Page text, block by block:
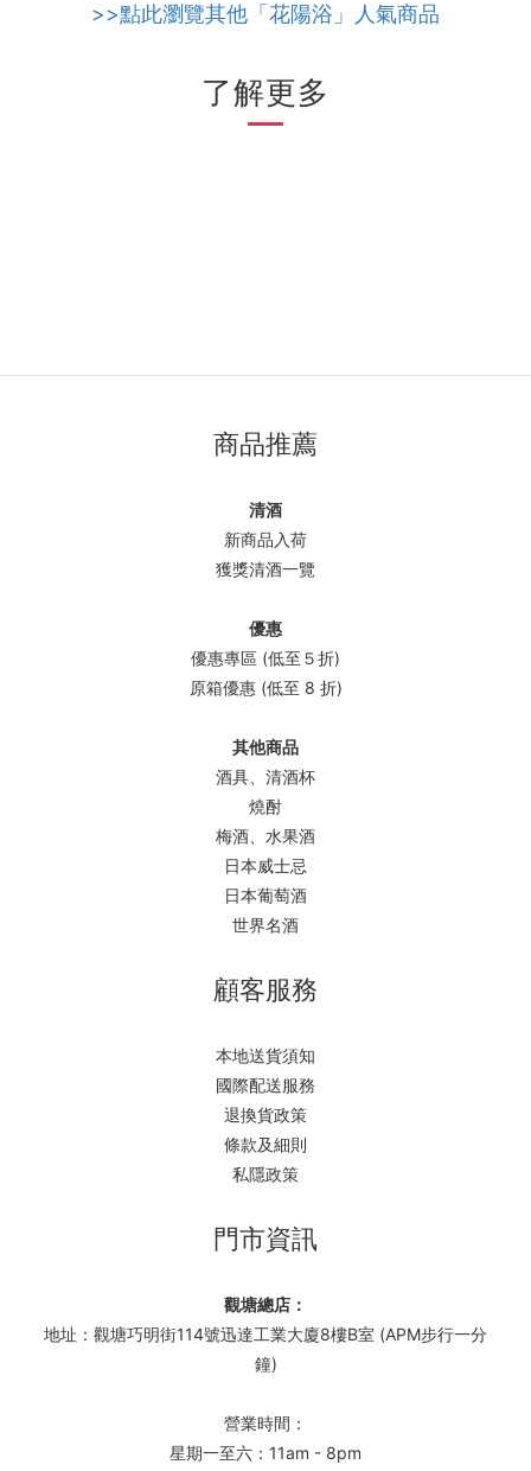
>>點此瀏覽其他「花陽浴」人氣商品
了解更多
商品推薦
清酒
新商品入荷
獲獎清酒一覽
優惠
優惠專區 (低至５折)
原箱優惠 (低至 8 折)
其他商品
酒具、清酒杯
燒酎
梅酒、水果酒
日本威士忌
日本葡萄酒
世界名酒
顧客服務
本地送貨須知
國際配送服務
退換貨政策
條款及細則
私隱政策
門市資訊
觀塘總店：
地址：觀塘巧明街114號迅達工業大廈8樓B室 (APM步行一分
鐘)
營業時間：
星期一至六：11am - 8pm